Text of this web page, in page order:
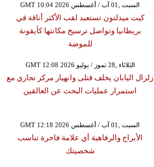
GMT 10:04 2026 السبت ,01 آب / أغسطس
كيت ميدلتون تستعيد لقب الأكثر أناقة في
بريطانيا وتواصل ترسيخ مكانتها كأيقونة
للموضة
GMT 12:08 2026 الثلاثاء ,28 تموز / يوليو
زلزال اليابان يخلف قتلى وانهيار مركز تجاري مع
استمرار عمليات البحث عن العالقين
GMT 12:18 2026 السبت ,01 آب / أغسطس
الأبراج والرفاهية أي علامة فاخرة تناسب
شخصيتك